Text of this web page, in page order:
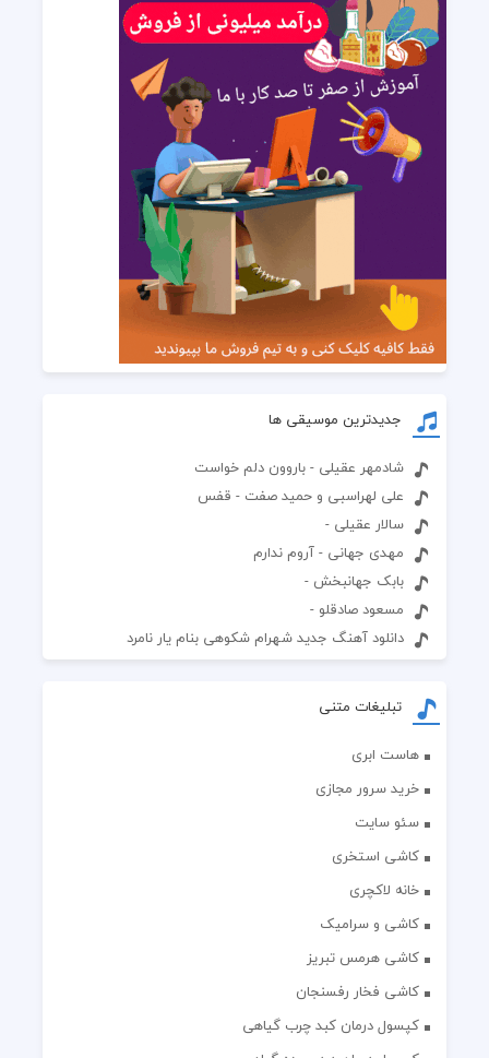
جدیدترین موسیقی ها
شادمهر عقیلی - باروون دلم خواست
علی لهراسبی و حمید صفت - قفس
سالار عقیلی -
مهدی جهانی - آروم ندارم
بابک جهانبخش -
مسعود صادقلو -
دانلود آهنگ جدید شهرام شکوهی بنام یار نامرد
تبلیغات متنی
هاست ابری
خرید سرور مجازی
سئو سایت
کاشی استخری
خانه لاکچری
کاشی و سرامیک
کاشی هرمس تبریز
کاشی فخار رفسنجان
کپسول درمان کبد چرب گیاهی